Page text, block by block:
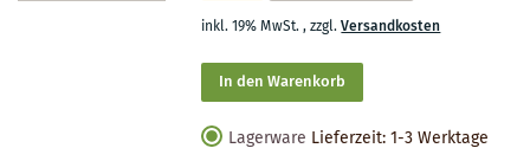
inkl. 19% MwSt.,zzgl.Versandkosten
In den Warenkorb
Lagerware Lieferzeit: 1-3 Werktage